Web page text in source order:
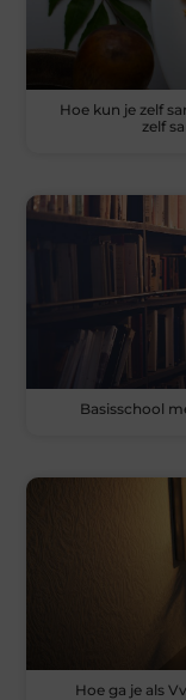
Hoe kun je zelf
zelf
Basisschool
Hoe ga je als